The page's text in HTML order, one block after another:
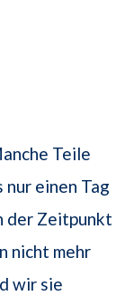
Teile
einen Tag
der Zeitpunkt
nicht mehr
wir sie